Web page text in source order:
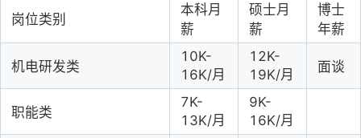
岗位类别
本科月
薪
硕士月
薪
博士
年薪
机电研发类
10K-
16K/月
12K-
19K/月
面谈
职能类
7K-
13K/月
9K-
16K/月